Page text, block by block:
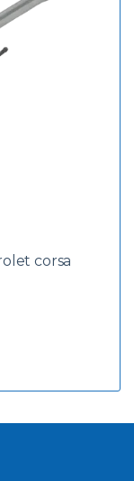
corsa